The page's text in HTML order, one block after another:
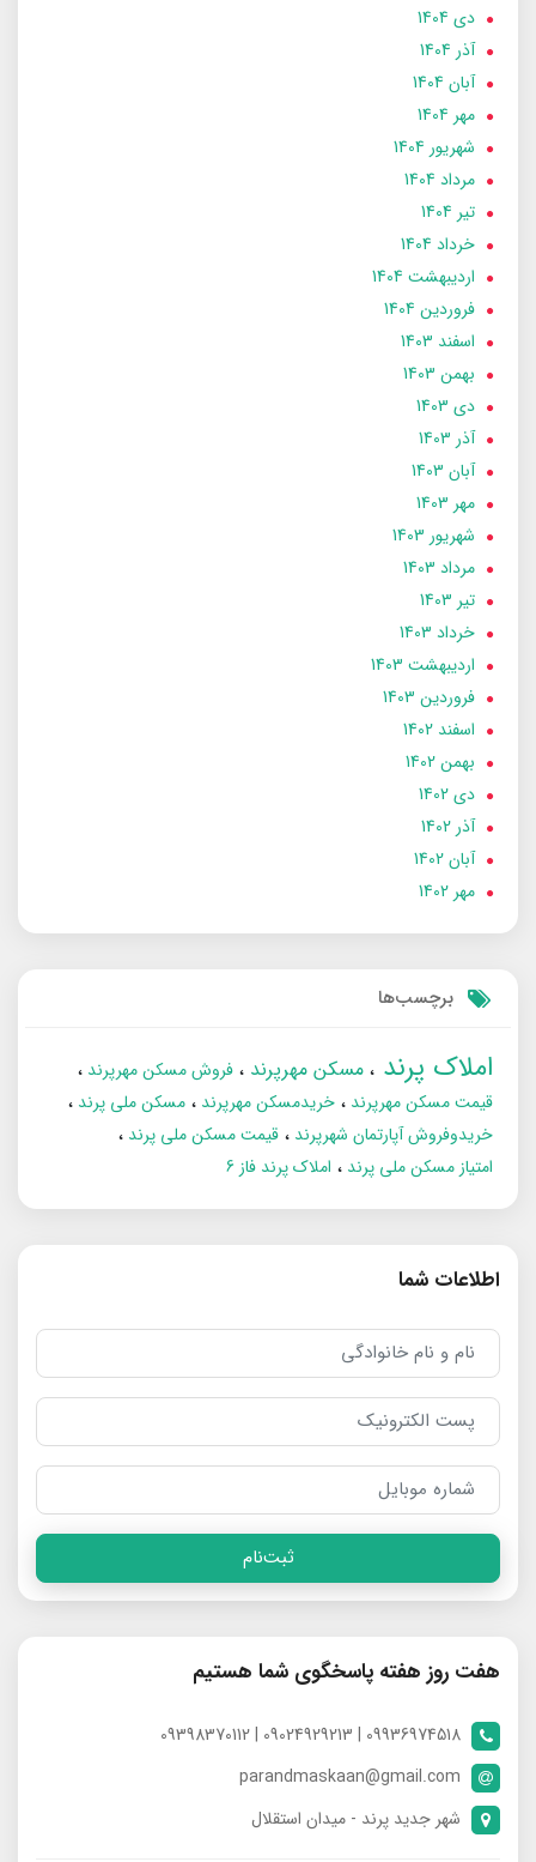
دی 1404
آذر 1404
آبان 1404
مهر 1404
شهریور 1404
مرداد 1404
تير 1404
خرداد 1404
ارديبهشت 1404
فروردین 1404
اسفند 1403
بهمن 1403
دی 1403
آذر 1403
آبان 1403
مهر 1403
شهریور 1403
مرداد 1403
تير 1403
خرداد 1403
ارديبهشت 1403
فروردین 1403
اسفند 1402
بهمن 1402
دی 1402
آذر 1402
آبان 1402
مهر 1402
برچسب‌ها
املاک پرند مسکن مهرپرند
فروش مسکن مهرپرند
قیمت مسکن مهرپرند
خریدمسکن مهرپرند
مسکن ملی پرند
خریدوفروش آپارتمان شهرپرند
قیمت مسکن ملی پرند
امتیاز مسکن ملی پرند
املاک پرند فاز 6
اطلاعات شما
ثبت‌نام
هفت روز هفته پاسخگوی شما هستیم
09936974518 | 09024929213 | 09398370112
parandmaskaan@gmail.com
شهر جدید پرند - میدان استقلال